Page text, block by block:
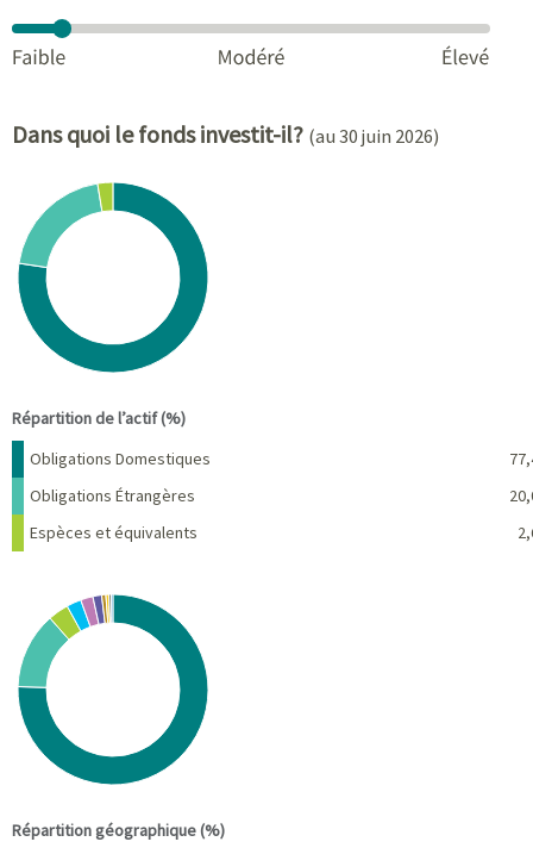
Dans quoi le fonds investit-il? (au 30 juin 2026)
Chart
Pie chart with 3 slices.
View as data table, Chart
Répartition de l’actif (%)
Nom Pourcentage
Obligations Domestiques
Obligations Étrangères
Espèces et équivalents
Chart
Pie chart with 10 slices.
View as data table, Chart
Répartition géographique (%)